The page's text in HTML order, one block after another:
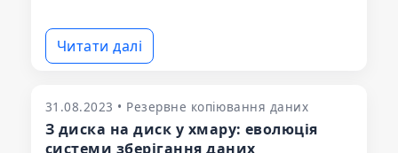
Читати далі
31.08.2023 • Резервне копіювання даних
З диска на диск у хмару: еволюція
системи зберігання даних